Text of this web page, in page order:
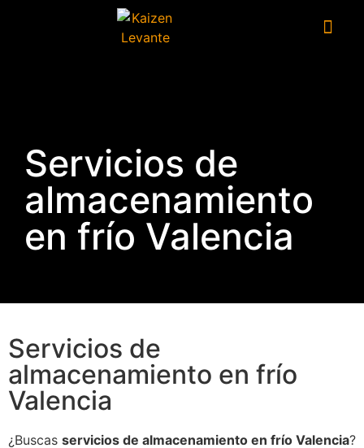
Servicios de
almacenamiento
en frío Valencia
Servicios de
almacenamiento en frío
Valencia
¿Buscas servicios de almacenamiento en frío Valencia?